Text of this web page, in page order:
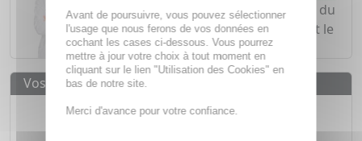
Notre équipe est à votre écoute du
lundi au vendredi de8h à 20h
et le
samedi de8h à 19h30.
Vos avantages
Médicaments d'origineCERTIFIÉE
Avant de poursuivre, vous pouvez sélectionner
l'usage que nous ferons de vos données en
cochant les cases ci-dessous. Vous pourrez
mettre à jour votre choix à tout moment en
cliquant sur le lien "Utilisation des Cookies" en
bas de notre site.
Merci d'avance pour votre confiance.